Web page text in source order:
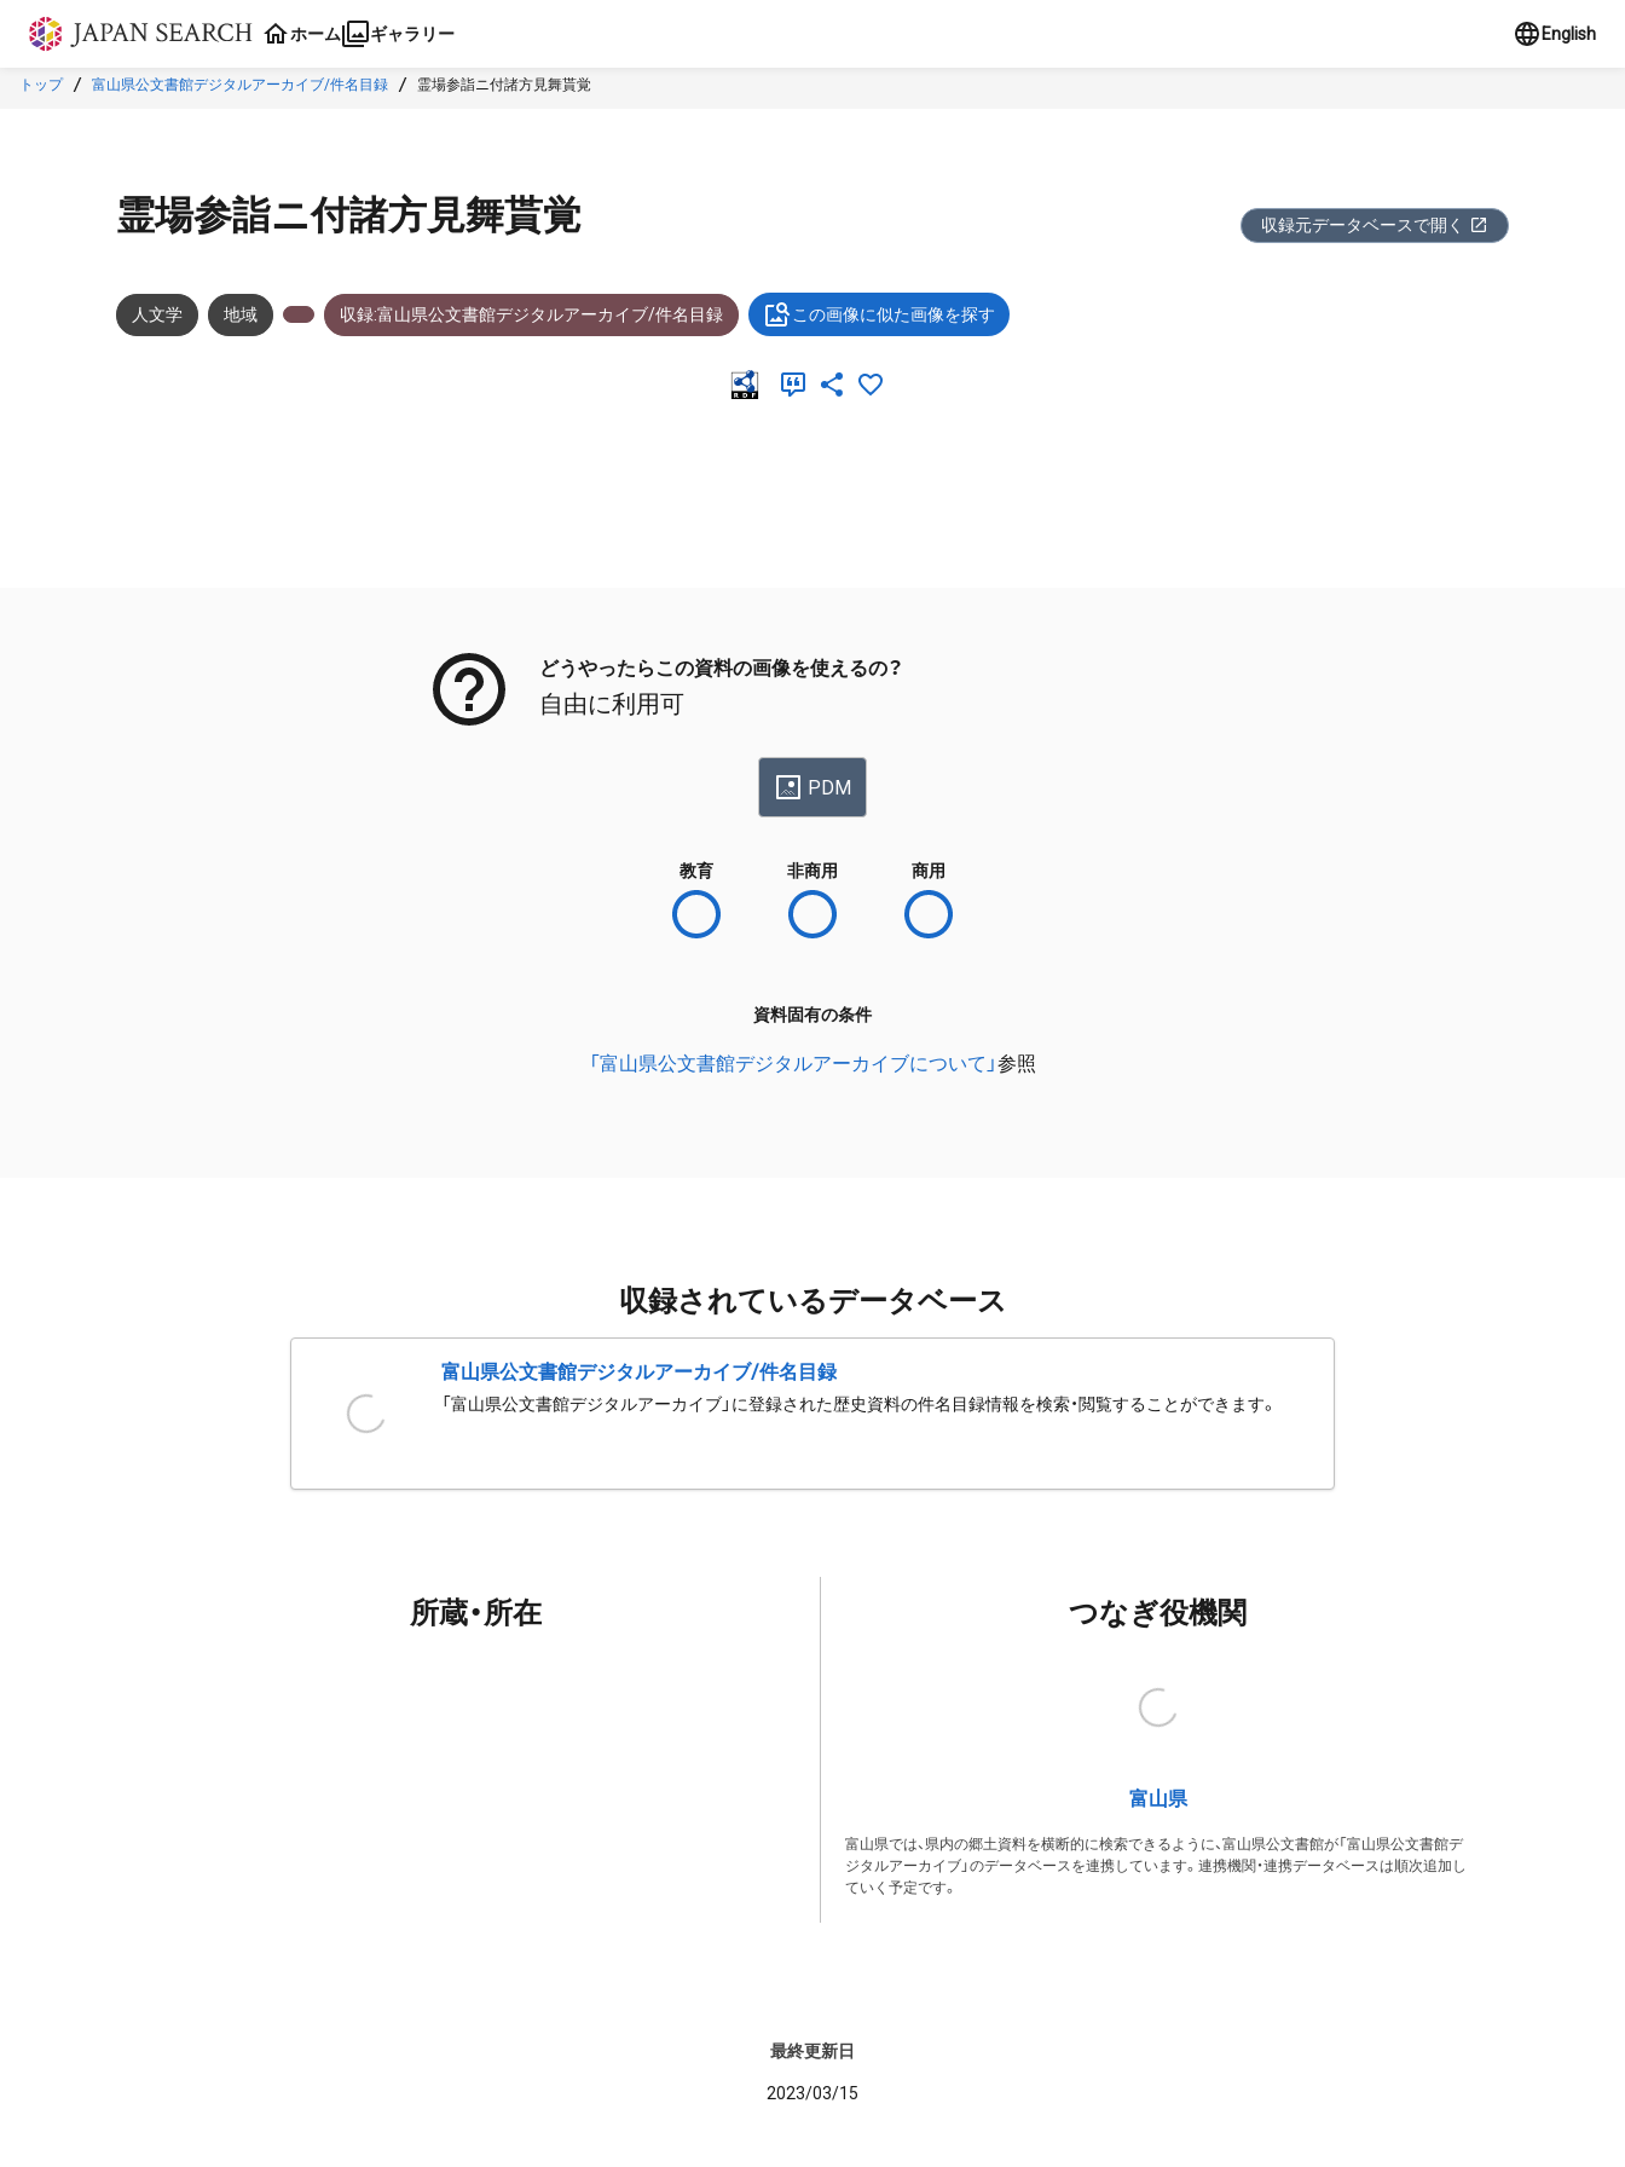
本文に飛ぶ
ホーム ギャラリー English
トップ 富山県公文書館デジタルアーカイブ/件名目録 霊場参詣ニ付諸方見舞貰覚
霊場参詣ニ付諸方見舞貰覚 収録元データベースで開く
人文学 地域 収録:富山県公文書館デジタルアーカイブ/件名目録 この画像に似た画像を探す
どうやったらこの資料の画像を使えるの？
自由に利用可
PDM
教育 非商用 商用
資料固有の条件
「富山県公文書館デジタルアーカイブについて」参照
収録されているデータベース
富山県公文書館デジタルアーカイブ/件名目録
「富山県公文書館デジタルアーカイブ」に登録された歴史資料の件名目録情報を検索・閲覧することができます。
所蔵・所在 つなぎ役機関
富山県
富山県では、県内の郷土資料を横断的に検索できるように、富山県公文書館が「富山県公文書館デ
ジタルアーカイブ」のデータベースを連携しています。連携機関・連携データベースは順次追加し
ていく予定です。
最終更新日
2023/03/15